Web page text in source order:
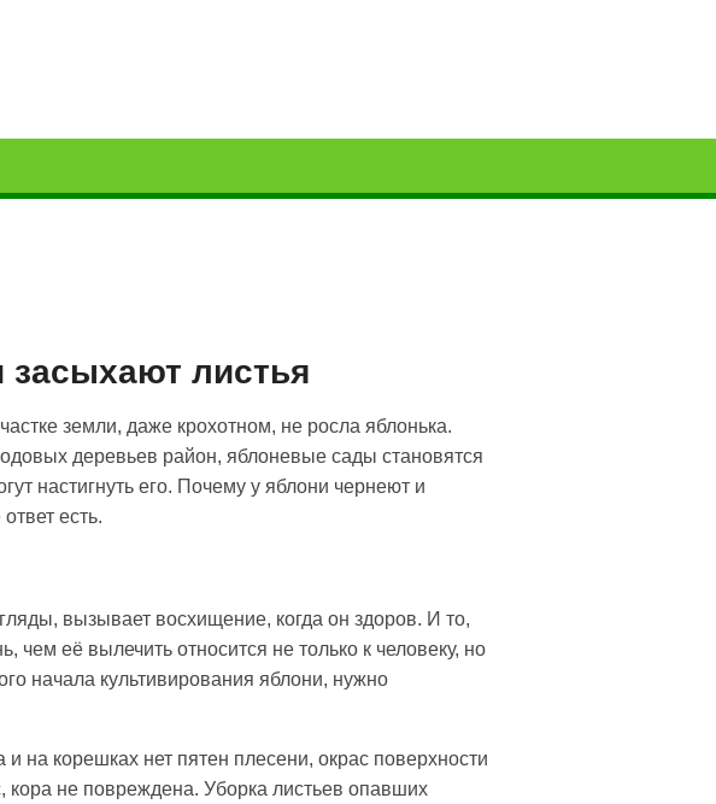
засыхают листья
земли, даже крохотном, не росла яблонька.
деревьев район, яблоневые сады становятся
настигнуть его. Почему у яблони чернеют и
есть.
вызывает восхищение, когда он здоров. И то,
чем её вылечить относится не только к человеку, но
начала культивирования яблони, нужно
на корешках нет пятен плесени, окрас поверхности
не повреждена. Уборка листьев опавших